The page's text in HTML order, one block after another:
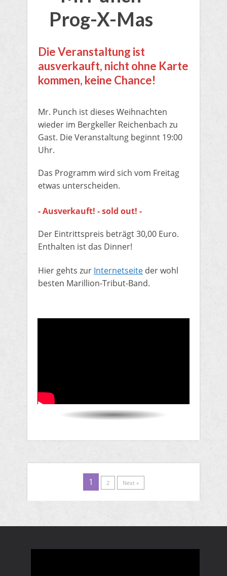
Prog-X-Mas
​Die Veranstaltung ist
ausverkauft, nicht ohne Karte
kommen, keine Chance!
Mr. Punch ist dieses Weihnachten
wieder im Bergkeller Reichenbach zu
Gast. Die Veranstaltung beginnt 19:00
Uhr.
Das Programm wird sich vom Freitag
etwas unterscheiden.
- ​Ausverkauft! - sold out! -
Der Eintrittspreis beträgt 30,00 Euro.
Enthalten ist das Dinner!
Hier gehts zur Internetseite der wohl
besten Marillion-Tribut-Band.
1 2 Next »